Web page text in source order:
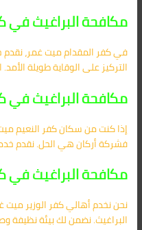
مكافحة البراغيث في
في كفر المقدام ميت غمر، نقدم
التركيز على الوقاية طويلة
مكافحة البراغيث في
إذا كنت من سكان كفر النعيم
فشركة أركان هي الحل. نقدم
مكافحة البراغيث في
نحن نخدم أهالي كفر الوزير
البراغيث. نضمن لك بيئة نظيفة